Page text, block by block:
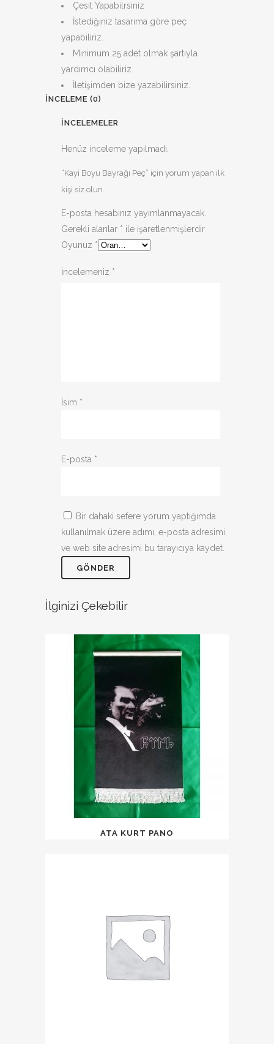
Çesit Yapabilrsiniz
İstediğiniz tasarıma göre peç
yapabiliriz.
Minimum 25 adet olmak şartıyla
yardımcı olabiliriz.
İletişimden bize yazabilirsiniz.
İNCELEME (0)
İNCELEMELER
Henüz inceleme yapılmadı.
“Kayi Boyu Bayrağı Peç” için yorum yapan ilk
kişi siz olun
E-posta hesabınız yayımlanmayacak.
Gerekli alanlar * ile işaretlenmişlerdir
Oyunuz *
İncelemeniz *
İsim *
E-posta *
Bir dahaki sefere yorum yaptığımda
kullanılmak üzere adımı, e-posta adresimi
ve web site adresimi bu tarayıcıya kaydet.
İlginizi Çekebilir
ATA KURT PANO